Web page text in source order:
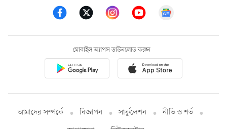
মোবাইল অ্যাপস ডাউনলোড করুন
আমাদের সম্পর্কে বিজ্ঞাপন সার্কুলেশন
নীতি ও শর্ত